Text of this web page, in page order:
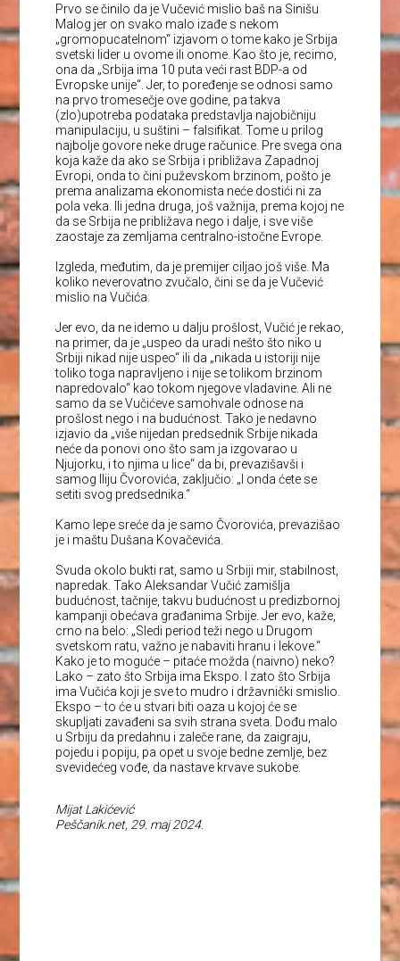
Prvo se činilo da je Vučević mislio baš na Sinišu
Malog jer on svako malo izađe s nekom
„gromopucatelnom“ izjavom o tome kako je Srbija
svetski lider u ovome ili onome. Kao što je, recimo,
ona da „Srbija ima 10 puta veći rast BDP-a od
Evropske unije“. Jer, to poređenje se odnosi samo
na prvo tromesečje ove godine, pa takva
(zlo)upotreba podataka predstavlja najobičniju
manipulaciju, u suštini – falsifikat. Tome u prilog
najbolje govore neke druge računice. Pre svega ona
koja kaže da ako se Srbija i približava Zapadnoj
Evropi, onda to čini puževskom brzinom, pošto je
prema analizama ekonomista neće dostići ni za
pola veka. Ili jedna druga, još važnija, prema kojoj ne
da se Srbija ne približava nego i dalje, i sve više
zaostaje za zemljama centralno-istočne Evrope.
Izgleda, međutim, da je premijer ciljao još više. Ma
koliko neverovatno zvučalo, čini se da je Vučević
mislio na Vučića.
Jer evo, da ne idemo u dalju prošlost, Vučić je rekao,
na primer, da je „uspeo da uradi nešto što niko u
Srbiji nikad nije uspeo“ ili da „nikada u istoriji nije
toliko toga napravljeno i nije se tolikom brzinom
napredovalo“ kao tokom njegove vladavine. Ali ne
samo da se Vučićeve samohvale odnose na
prošlost nego i na budućnost. Tako je nedavno
izjavio da „više nijedan predsednik Srbije nikada
neće da ponovi ono što sam ja izgovarao u
Njujorku, i to njima u lice“ da bi, prevazišavši i
samog Iliju Čvorovića, zaključio: „I onda ćete se
setiti svog predsednika.“
Kamo lepe sreće da je samo Čvorovića, prevazišao
je i maštu Dušana Kovačevića.
Svuda okolo bukti rat, samo u Srbiji mir, stabilnost,
napredak. Tako Aleksandar Vučić zamišlja
budućnost, tačnije, takvu budućnost u predizbornoj
kampanji obećava građanima Srbije. Jer evo, kaže,
crno na belo: „Sledi period teži nego u Drugom
svetskom ratu, važno je nabaviti hranu i lekove.“
Kako je to moguće – pitaće možda (naivno) neko?
Lako – zato što Srbija ima Ekspo. I zato što Srbija
ima Vučića koji je sve to mudro i državnički smislio.
Ekspo – to će u stvari biti oaza u kojoj će se
skupljati zavađeni sa svih strana sveta. Dođu malo
u Srbiju da predahnu i zaleče rane, da zaigraju,
pojedu i popiju, pa opet u svoje bedne zemlje, bez
svevidećeg vođe, da nastave krvave sukobe.
Mijat Lakićević
Peščanik.net, 29. maj 2024.